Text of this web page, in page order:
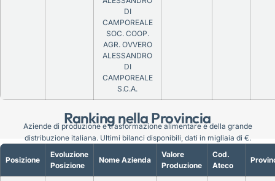
Ranking nella Provincia
DI
CAMPOREALE
SOC. COOP.
AGR. OVVERO
ALESSANDRO
DI
CAMPOREALE
S.C.A.
Posizione
Evoluzione
Posizione
Nome Azienda
Valore
Produzione
Cod.
Ateco
Aziende di produzione e trasformazione alimentare e della grande
distribuzione italiana. Ultimi bilanci disponibili, dati in migliaia di €.